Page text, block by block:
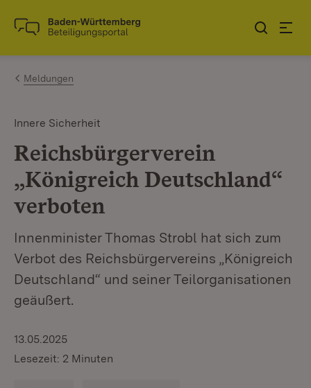
Zum Inhalt springen
Link zur Startseite
Meldungen
Innere Sicherheit
Reichsbürgerverein
„Königreich Deutschland“
verboten
Innenminister Thomas Strobl hat sich zum
Verbot des Reichsbürgervereins „Königreich
Deutschland“ und seiner Teilorganisationen
geäußert.
13.05.2025
Lesezeit: 2 Minuten